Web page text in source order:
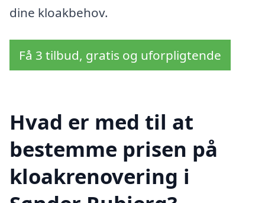
dine kloakbehov.
Få 3 tilbud, gratis og uforpligtende
Hvad er med til at
bestemme prisen på
kloakrenovering i